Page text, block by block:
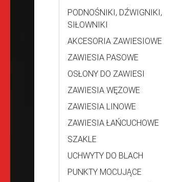
PODNOŚNIKI, DŹWIGNIKI,
SIŁOWNIKI
AKCESORIA ZAWIESIOWE
ZAWIESIA PASOWE
OSŁONY DO ZAWIESI
ZAWIESIA WĘŻOWE
ZAWIESIA LINOWE
ZAWIESIA ŁAŃCUCHOWE
SZAKLE
UCHWYTY DO BLACH
PUNKTY MOCUJĄCE